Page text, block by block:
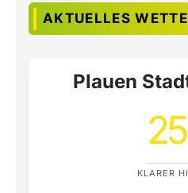
AKTUELLES
Plauen
KLARER